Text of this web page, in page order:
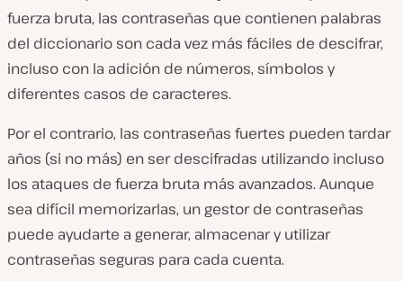
fuerza bruta, las contraseñas que contienen palabras
del diccionario son cada vez más fáciles de descifrar,
incluso con la adición de números, símbolos y
diferentes casos de caracteres.
Por el contrario, las contraseñas fuertes pueden tardar
años (si no más) en ser descifradas utilizando incluso
los ataques de fuerza bruta más avanzados. Aunque
sea difícil memorizarlas, un gestor de contraseñas
puede ayudarte a generar, almacenar y utilizar
contraseñas seguras para cada cuenta.